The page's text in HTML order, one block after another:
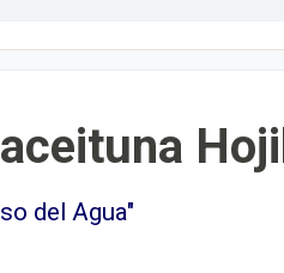
del Agua"